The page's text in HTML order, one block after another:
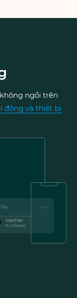
ngồi trên
động và thiết bị